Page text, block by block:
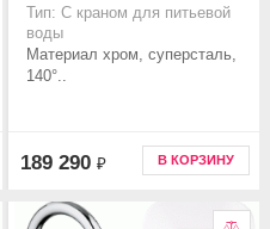
Тип: С краном для питьевой
воды
Материал хром, суперсталь,
140°..
189 290 ₽ В КОРЗИНУ